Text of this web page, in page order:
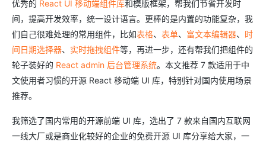
优秀的 React UI 移动端组件库和模版框架，帮我们节省开发时
间，提高开发效率，统一设计语言。更棒的是内置的功能复杂，我
们自己很难处理的常用组件，比如表格、 表单、 富文本编辑器、 时
间日期选择器、 实时拖拽组件等，再进一步，还有帮我们把组件的
轮子装好的 React admin 后台管理系统。本文推荐 7 款适用于中
文使用者习惯的开源 React 移动端 UI 库，特别针对国内使用场景
推荐。
我筛选了国内常用的开源前端 UI 库，选出了 7 款来自国内互联网
一线大厂或是商业化较好的企业的免费开源 UI 库分享给大家，一